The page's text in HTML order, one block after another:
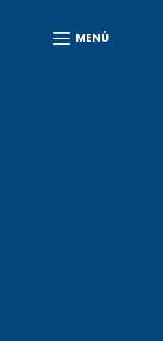
MENÚ